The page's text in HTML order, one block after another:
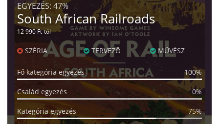
EGYEZÉS: 47%
South African Railroads
12 990 Ft-tól
SZÉRIA TERVEZŐ MŰVÉSZ
Fő kategória egyezés 100%
Család egyezés 0%
Kategória egyezés
75%